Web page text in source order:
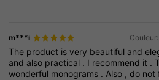
m***i
The product isvery beautiful and
and also practical . I recommend it .
wonderful monograms . Also ,do not